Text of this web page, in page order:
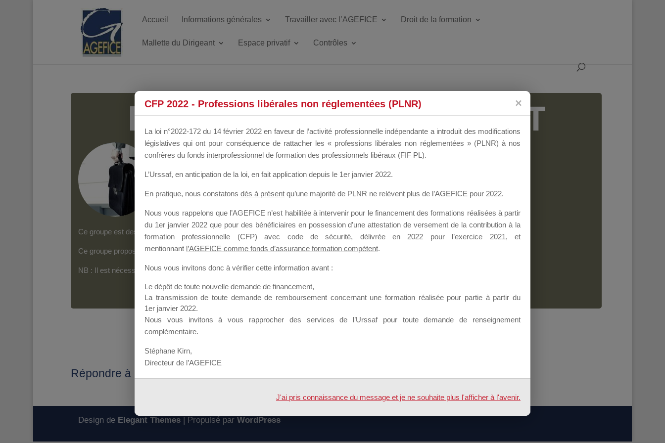
Accueil Informations générales Travailler avec l’AGEFICE Droit de la formation
Mallette du Dirigeant Espace privatif Contrôles
MALLETTE DU DIRIGEANT
Groupe Public il y a un mois
Ce groupe est destiné aux Organismes de Formation qui souhaitent répondre à l’Appel à Propositions Mallette du Dirigeant.
Ce groupe propose un forum dédié au support sur lequel il est possible de laisser un message ou poser une question.
NB : Il est nécessaire d’êtreinscrit(e)pour pouvoir rejoindre ce groupe
Répondre à : Transmission DPC mallette du dirigeant
Design de Elegant Themes| Propulsé par WordPress
CFP 2022 - Professions libérales non réglementées (PLNR)
La loi n°2022-172 du 14 février 2022 en faveur de l’activité professionnelle indépendante a introduit des modifications
législatives qui ont pour conséquence de rattacher les « professions libérales non réglementées » (PLNR) à nos
confrères du fonds interprofessionnel de formation des professionnels libéraux (FIF PL).
L’Urssaf, en anticipation de la loi, en fait application depuis le 1er janvier 2022.
En pratique, nous constatons dès à présent qu’une majorité de PLNR ne relèvent plus de l’AGEFICE pour 2022.
Nous vous rappelons que l’AGEFICE n’est habilitée à intervenir pour le financement des formations réalisées à partir
du 1er janvier 2022 que pour des bénéficiaires en possession d’une attestation de versement de la contribution à la
formation professionnelle (CFP) avec code de sécurité, délivrée en 2022 pour l’exercice 2021, et
mentionnant l’AGEFICE comme fonds d’assurance formation compétent.
Nous vous invitons donc à vérifier cette information avant :
Le dépôt de toute nouvelle demande de financement,
La transmission de toute demande de remboursement concernant une formation réalisée pour partie à partir du
1er janvier 2022.
Nous vous invitons à vous rapprocher des services de l’Urssaf pour toute demande de renseignement
complémentaire.
Stéphane Kirn,
Directeur de l’AGEFICE
J'ai pris connaissance du message et je ne souhaite plus l'afficher à l'avenir.